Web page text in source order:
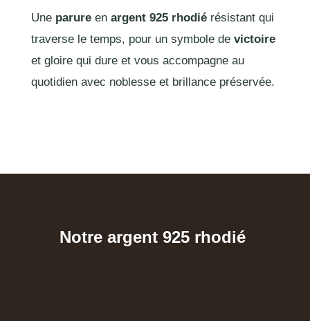
Une parureen argent 925 rhodiérésistant qui
traverse le temps, pour un symbole de victoire
et gloire qui dure et vous accompagne au
quotidien avec noblesse et brillance préservée.
Notre argent 925 rhodié